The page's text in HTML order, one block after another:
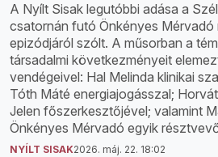
A Nyílt Sisak legutóbbi adása a
csatornán futó Önkényes Mérvadó
epizódjáról szólt. A műsorban a
társadalmi következményeit
vendégeivel: Hal Melinda klinikai
Tóth Máté energiajogásszal;
Jelen főszerkesztőjével; valamint
Önkényes Mérvadó egyik
NYÍLT SISAK2026. máj. 22. 18:02